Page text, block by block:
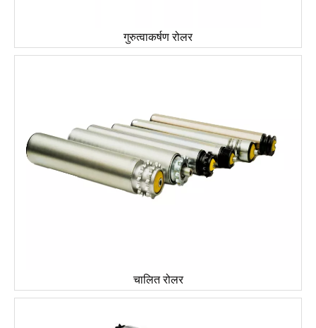
गुरुत्वाकर्षण रोलर
चालित रोलर